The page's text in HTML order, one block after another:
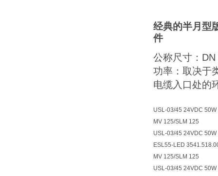
经典的半月型
件
公称尺寸：
功率：取决于
电缆入口处的
USL-03/45 24VDC 50W
MV 125/SLM 125
USL-03/45 24VDC 50W
ESL55-LED
MV 125/SLM 125
USL-03/45 24VDC 50W